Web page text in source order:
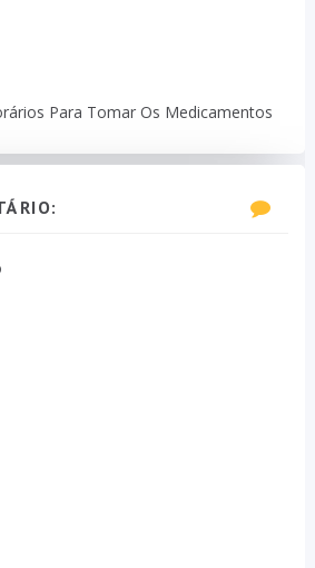
Para Tomar Os Medicamentos